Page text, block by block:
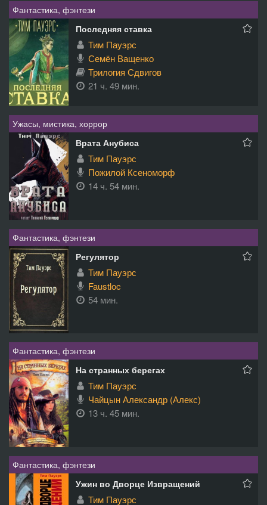
Фантастика, фэнтези
Последняя ставка
Тим Пауэрс
Семён Ващенко
Трилогия Сдвигов
21 ч. 49 мин.
Ужасы, мистика, хоррор
Врата Анубиса
Тим Пауэрс
Пожилой Ксеноморф
14 ч. 54 мин.
Фантастика, фэнтези
Регулятор
Тим Пауэрс
Faustloc
54 мин.
Фантастика, фэнтези
На странных берегах
Тим Пауэрс
Чайцын Александр (Алекс)
13 ч. 45 мин.
Фантастика, фэнтези
Ужин во Дворце Извращений
Тим Пауэрс